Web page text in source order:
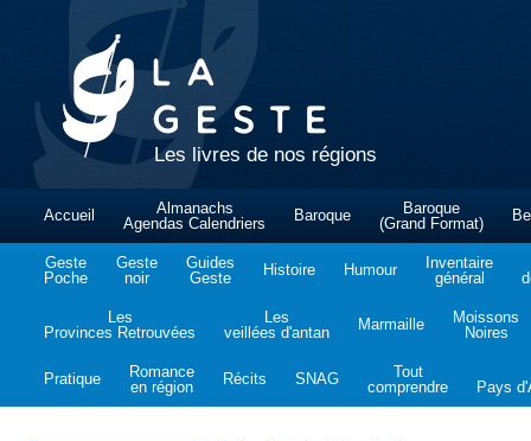
Les livres de nos régions
Accueil
Almanachs
Agendas Calendriers
Baroque
Baroque
(Grand Format)
Geste
Poche
Geste
noir
Guides
Geste
Histoire Humour
Inventaire
général
Les
Provinces Retrouvées
Les
veillées d'antan
Marmaille
Moissons
Noires
Pratique
Romance
en région
Récits SNAG
Tout
comprendre
Pays